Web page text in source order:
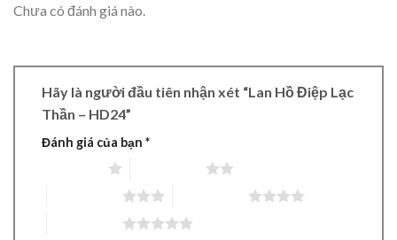
Chưa có đánh giá nào.
Hãy là người đầu tiên nhận xét “Lan Hồ Điệp Lạc
Thần – HD24”
Đánh giá của bạn *